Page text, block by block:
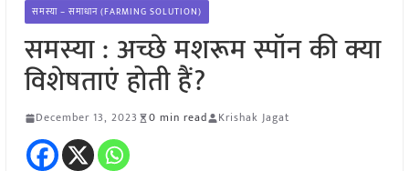
समस्या – समाधान (FARMING SOLUTION)
समस्या : अच्छे मशरूम स्पॉन की क्या
विशेषताएं होती हैं?
December 13, 2023 0 min read Krishak Jagat